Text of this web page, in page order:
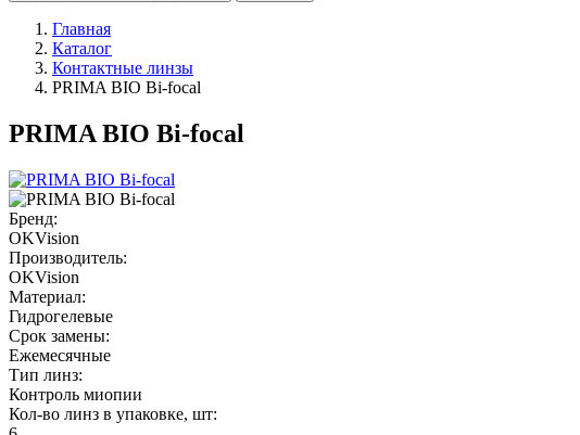
Главная
Каталог
Контактные линзы
PRIMA BIO Bi-focal
PRIMA BIO Bi-focal
Бренд:
OKVision
Производитель:
OKVision
Материал:
Гидрогелевые
Срок замены:
Ежемесячные
Тип линз:
Контроль миопии
Кол-во линз в упаковке, шт: